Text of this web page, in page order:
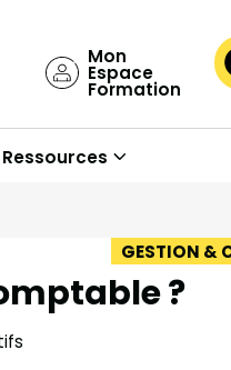
Mon
Espace
Formation
Ressources
?
GESTION &